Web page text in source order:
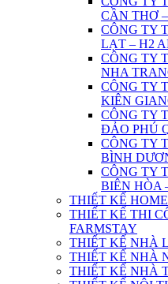
CẦN THƠ
CÔNG TY
LẠT – H2
CÔNG TY
NHA
CÔNG TY
KIÊN
CÔNG TY
ĐẢO PHÚ
CÔNG TY
BÌNH
CÔNG TY
BIÊN HÒA
THIẾT KẾ
THIẾT KẾ THI
FARMSTAY
THIẾT KẾ NHÀ
THIẾT KẾ NHÀ
THIẾT KẾ NHÀ